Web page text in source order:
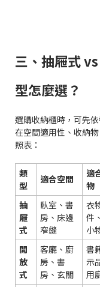
三、抽屜式
型怎麼選？
選購收納櫃時，可先
在空間適用性、收納
照表：
類
型
適合空間
適
物
抽
屜
式
臥室、書
房、床邊
窄縫
衣
件
小
開
放
式
客廳、廚
房、書
房、玄關
書
示
用